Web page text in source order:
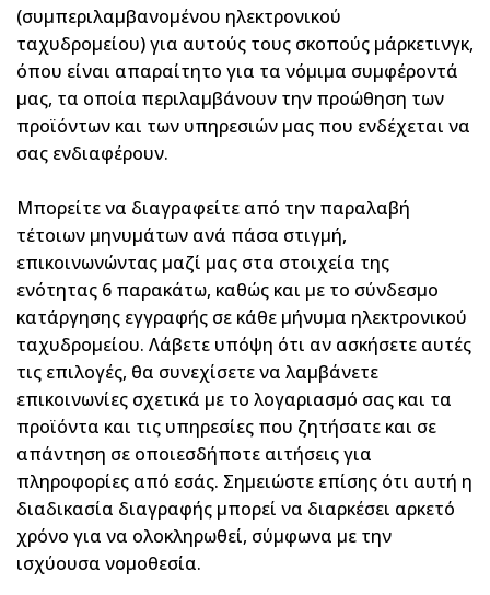
(συμπεριλαμβανομένου ηλεκτρονικού
ταχυδρομείου) για αυτούς τους σκοπούς μάρκετινγκ,
όπου είναι απαραίτητο για τα νόμιμα συμφέροντά
μας, τα οποία περιλαμβάνουν την προώθηση των
προϊόντων και των υπηρεσιών μας που ενδέχεται να
σας ενδιαφέρουν.
Μπορείτε να διαγραφείτε από την παραλαβή
τέτοιων μηνυμάτων ανά πάσα στιγμή,
επικοινωνώντας μαζί μας στα στοιχεία της
ενότητας 6 παρακάτω, καθώς και με το σύνδεσμο
κατάργησης εγγραφής σε κάθε μήνυμα ηλεκτρονικού
ταχυδρομείου. Λάβετε υπόψη ότι αν ασκήσετε αυτές
τις επιλογές, θα συνεχίσετε να λαμβάνετε
επικοινωνίες σχετικά με το λογαριασμό σας και τα
προϊόντα και τις υπηρεσίες που ζητήσατε και σε
απάντηση σε οποιεσδήποτε αιτήσεις για
πληροφορίες από εσάς. Σημειώστε επίσης ότι αυτή η
διαδικασία διαγραφής μπορεί να διαρκέσει αρκετό
χρόνο για να ολοκληρωθεί, σύμφωνα με την
ισχύουσα νομοθεσία.